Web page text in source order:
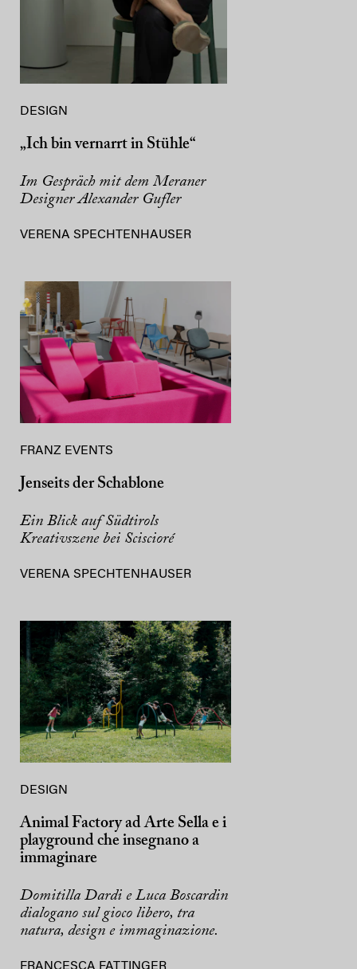
DESIGN
„Ich bin vernarrt in Stühle“
Im Gespräch mit dem Meraner
Designer Alexander Gufler
VERENA SPECHTENHAUSER
FRANZ EVENTS
Jenseits der Schablone
Ein Blick auf Südtirols
Kreativszene bei Sciscioré
VERENA SPECHTENHAUSER
DESIGN
Animal Factory ad Arte Sella e i
playground che insegnano a
immaginare
Domitilla Dardi e Luca Boscardin
dialogano sul gioco libero, tra
natura, design e immaginazione.